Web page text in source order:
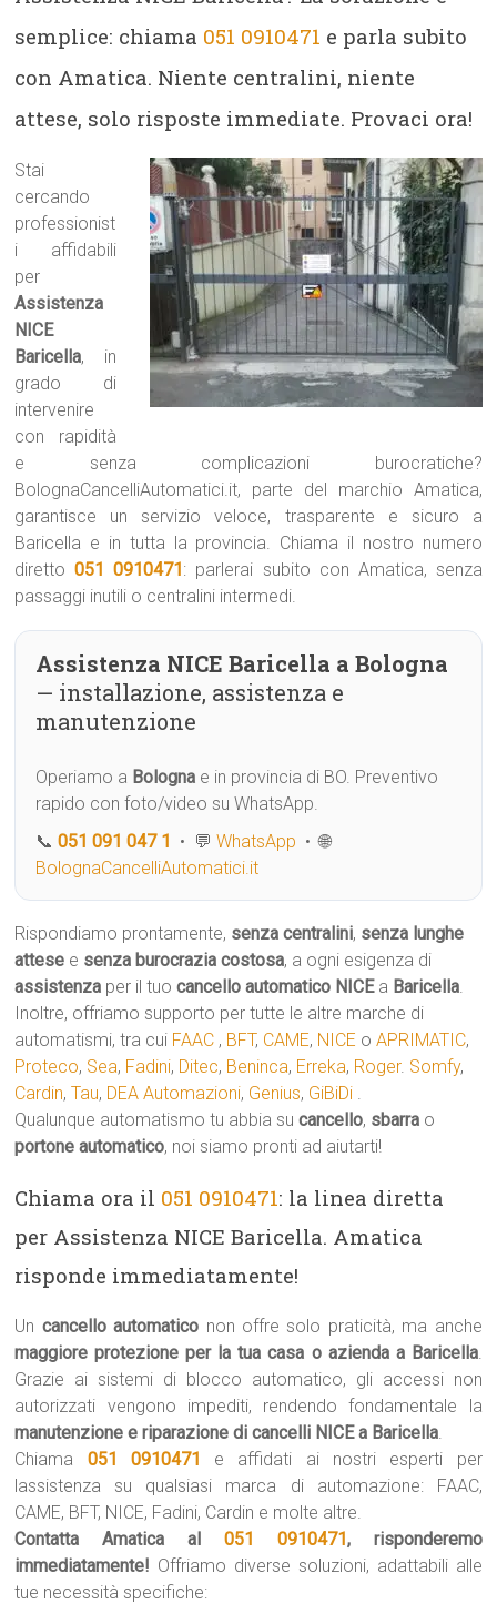
semplice: chiama 051 0910471 e parla subito
con Amatica. Niente centralini, niente
attese, solo risposte immediate. Provaci ora!
Stai
cercando
professionist
i affidabili
per
Assistenza
NICE
Baricella, in
grado di
intervenire
con rapidità
e senza complicazioni burocratiche?
BolognaCancelliAutomatici.it, parte del marchio Amatica,
garantisce un servizio veloce, trasparente e sicuro a
Baricella e in tutta la provincia. Chiama il nostro numero
diretto051 0910471: parlerai subito con Amatica, senza
passaggi inutili o centralini intermedi.
Assistenza NICE Baricella a Bologna
— installazione, assistenza e
manutenzione
Operiamo a Bologna e in provincia di BO. Preventivo
rapido con foto/video su WhatsApp.
📞051 091 047 1 • 💬WhatsApp • 🌐
BolognaCancelliAutomatici.it
Rispondiamo prontamente, senza centralini, senza lunghe
attese e senza burocrazia costosa, a ogni esigenza di
assistenza per il tuocancello automatico NICEa Baricella.
Inoltre, offriamo supporto per tutte le altre marche di
automatismi, tra cui FAAC , BFT, CAME, NICE oAPRIMATIC,
Proteco, Sea, Fadini, Ditec, Beninca, Erreka, Roger. Somfy,
Cardin,Tau, DEA Automazioni, Genius, GiBiDi .
Qualunque automatismo tu abbia sucancello, sbarra o
portone automatico, noi siamo pronti ad aiutarti!
Chiama ora il 051 0910471: la linea diretta
per Assistenza NICE Baricella. Amatica
risponde immediatamente!
Un cancello automatico non offre solo praticità, ma anche
maggiore protezione per la tua casa o azienda a Baricella.
Grazie ai sistemi di blocco automatico, gli accessi non
autorizzati vengono impediti, rendendo fondamentale la
manutenzione e riparazione di cancelli NICE a Baricella.
Chiama 051 0910471
e affidati ai nostri esperti per
lassistenza su qualsiasi marca di automazione: FAAC,
CAME, BFT, NICE, Fadini, Cardin e molte altre.
Contatta Amatica al 051 0910471, risponderemo
immediatamente! Offriamo diverse soluzioni, adattabili alle
tue necessità specifiche: